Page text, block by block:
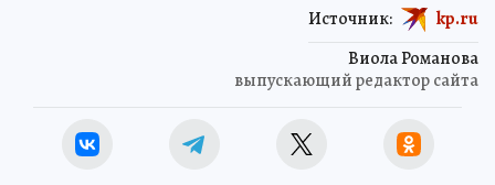
Виола Романова
выпускающий редактор сайта
Источник: kp.ru